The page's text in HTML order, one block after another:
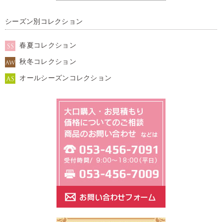
シーズン別コレクション
春夏コレクション
秋冬コレクション
オールシーズンコレクション